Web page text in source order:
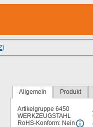
Allgemein Produkt
Artikelgruppe6450
WERKZEUGSTAHL
RoHS-Konform: Nein